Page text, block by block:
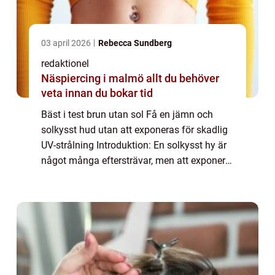
03 april 2026 Rebecca Sundberg
redaktionel
Näspiercing i malmö allt du behöver
veta innan du bokar tid
Bäst i test brun utan sol Få en jämn och
solkysst hud utan att exponeras för skadlig
UV-strålning Introduktion: En solkysst hy är
något många eftersträvar, men att exponera